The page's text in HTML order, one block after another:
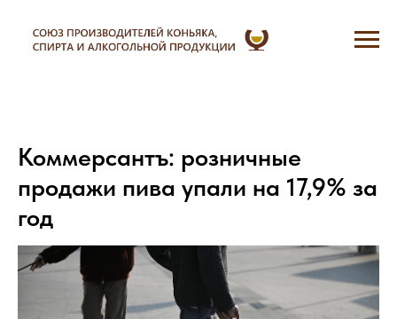
Коммерсантъ: розничные
продажи пива упали на 17,9% за
год